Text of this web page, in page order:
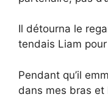
Il détourna le
tendais Liam
Pendant qu’il
dans mes bras et